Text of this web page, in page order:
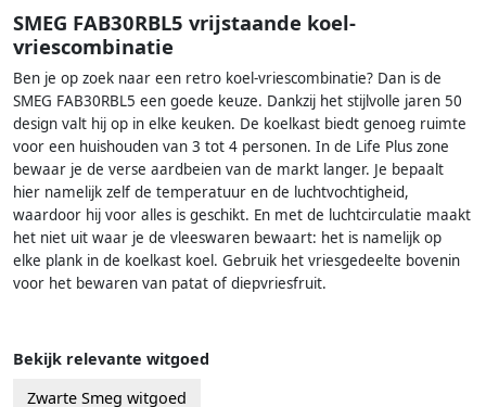
SMEG FAB30RBL5 vrijstaande koel-
vriescombinatie
Ben je op zoek naar een retro koel-vriescombinatie? Dan is de
SMEG FAB30RBL5 een goede keuze. Dankzij het stijlvolle jaren 50
design valt hij op in elke keuken. De koelkast biedt genoeg ruimte
voor een huishouden van 3 tot 4 personen. In de Life Plus zone
bewaar je de verse aardbeien van de markt langer. Je bepaalt
hier namelijk zelf de temperatuur en de luchtvochtigheid,
waardoor hij voor alles is geschikt. En met de luchtcirculatie maakt
het niet uit waar je de vleeswaren bewaart: het is namelijk op
elke plank in de koelkast koel. Gebruik het vriesgedeelte bovenin
voor het bewaren van patat of diepvriesfruit.
Bekijk relevante witgoed
Zwarte Smeg witgoed